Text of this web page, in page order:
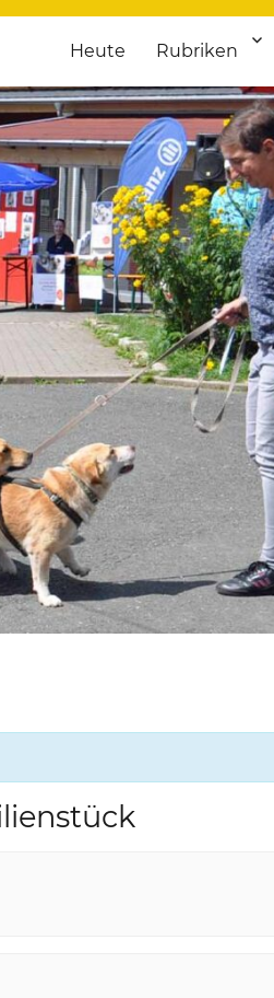
für
Termine von Kultur bis Sport,
Heute Rubriken